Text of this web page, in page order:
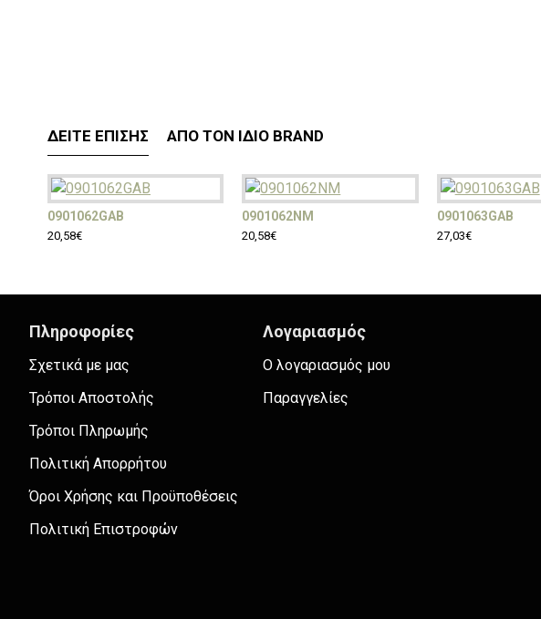
ΔΕΊΤΕ ΕΠΊΣΗΣ ΑΠΌ ΤΟΝ ΊΔΙΟ BRAND
0901062GAB
20,58€
0901062NM
20,58€
0901063GAB
27,03€
Πληροφορίες
Σχετικά με μας
Τρόποι Αποστολής
Τρόποι Πληρωμής
Πολιτική Απορρήτου
Όροι Χρήσης και Προϋποθέσεις
Πολιτική Επιστροφών
Λογαριασμός
Ο λογαριασμός μου
Παραγγελίες